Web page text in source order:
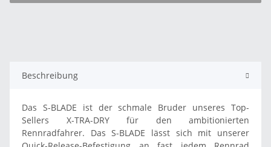
Beschreibung
Das S-BLADE ist der schmale Bruder unseres Top-
Sellers X-TRA-DRY für den ambitionierten
Rennradfahrer. Das S-BLADE lässt sich mit unserer